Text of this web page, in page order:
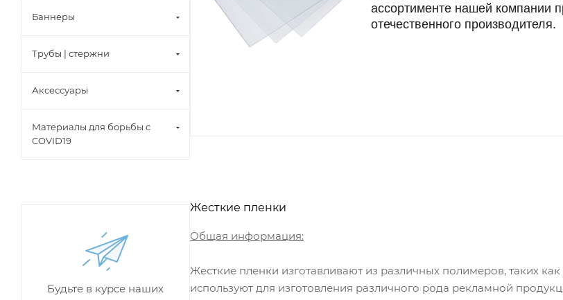
ассортименте нашей компании
отечественного производителя.
Жесткие пленки
Общая информация:
Жесткие пленки изготавливают из различных полимеров, таких
используют для изготовления различного рода рекламной
Баннеры
Трубы | стержни
Аксессуары
Материалы для борьбы с
COVID19
Будьте в курсе наших